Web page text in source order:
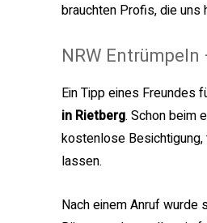
brauchten Profis, die uns
NRW
Ein Tipp eines Freundes
in Rietberg. Schon beim
kostenlose
lassen.
Nach einem Anruf wurde